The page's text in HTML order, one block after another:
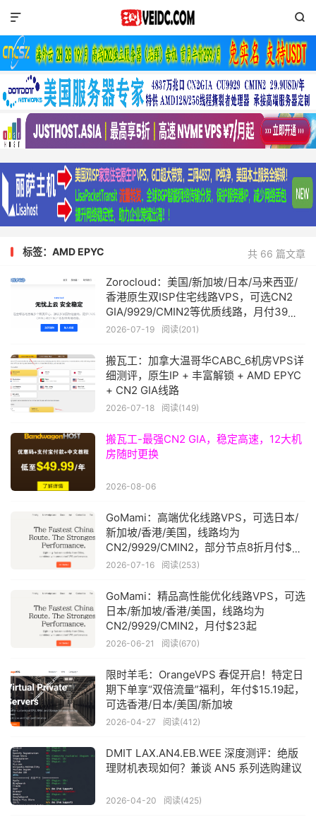


共 66 篇文章
标签：AMD EPYC
Zorocloud：美国/新加坡/日本/马来西亚/
香港原生双ISP住宅线路VPS，可选CN2
GIA/9929/CMIN2等优质线路，月付39元
起
2026-07-19 阅读(201)
搬瓦工：加拿大温哥华CABC_6机房VPS详
细测评，原生IP + 丰富解锁 + AMD EPYC
+ CN2 GIA线路
2026-07-18 阅读(149)
搬瓦工-最强CN2 GIA，稳定高速，12大机
房随时更换
2026-08-06
GoMami：高端优化线路VPS，可选日本/
新加坡/香港/美国，线路均为
CN2/9929/CMIN2，部分节点8折月付$23
起
2026-07-16 阅读(253)
GoMami：精品高性能优化线路VPS，可选
日本/新加坡/香港/美国，线路均为
CN2/9929/CMIN2，月付$23起
2026-06-21 阅读(670)
限时羊毛：OrangeVPS 春促开启！特定日
期下单享“双倍流量”福利，年付$15.19起，
可选香港/日本/美国/新加坡
2026-04-27 阅读(412)
DMIT LAX.AN4.EB.WEE 深度测评：绝版
理财机表现如何？兼谈 AN5 系列选购建议
2026-04-20 阅读(425)